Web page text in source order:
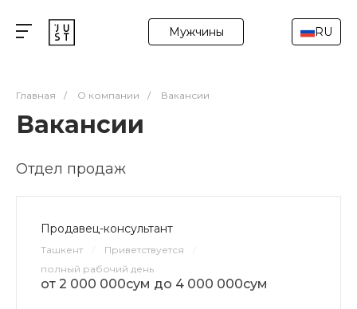
Мужчины RU
Главная / О компании / Вакансии
Вакансии
Отдел продаж
Продавец-консультант
Ташкент Приветствуется
полный рабочий день
от 2 000 000сум до 4 000 000сум